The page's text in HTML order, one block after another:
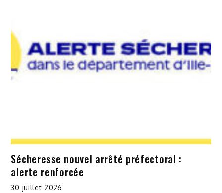
Sécheresse nouvel arrêté préfectoral :
alerte renforcée
30 juillet 2026